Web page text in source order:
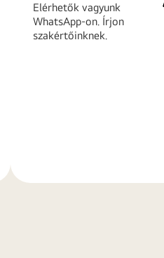
Elérhetők vagyunk
WhatsApp-on. Írjon
szakértőinknek.